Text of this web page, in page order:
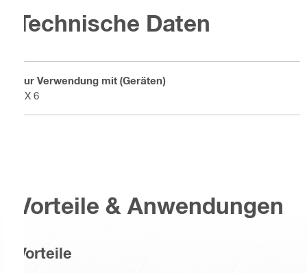
Technische Daten
Zur Verwendung mit (Geräten)
DX 6
Vorteile & Anwendungen
Vorteile